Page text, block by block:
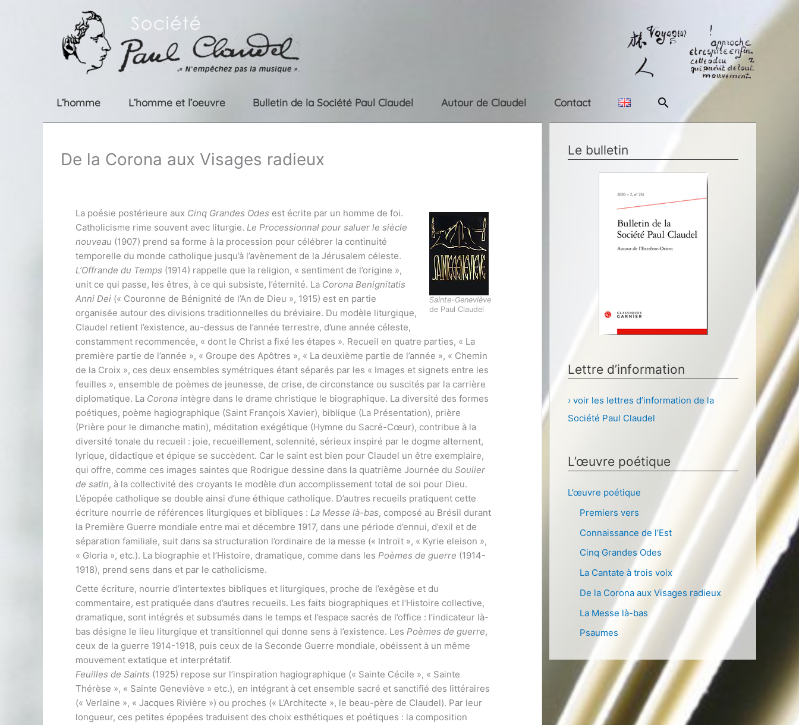
L’homme L’homme et l’oeuvre Bulletin de la Société Paul Claudel Autour de Claudel Contact Rechercher
De la Corona aux Visages radieux
Sainte-Geneviève
de Paul Claudel
La poésie postérieure aux Cinq Grandes Odes est écrite par un homme de foi.
Catholicisme rime souvent avec liturgie. Le Processionnal pour saluer le siècle
nouveau (1907) prend sa forme à la procession pour célébrer la continuité
temporelle du monde catholique jusqu’à l’avènement de la Jérusalem céleste.
L’Offrande du Temps (1914) rappelle que la religion, « sentiment de l’origine »,
unit ce qui passe, les êtres, à ce qui subsiste, l’éternité. La Corona Benignitatis
Anni Dei (« Couronne de Bénignité de l’An de Dieu », 1915) est en partie
organisée autour des divisions traditionnelles du bréviaire. Du modèle liturgique,
Claudel retient l’existence, au-dessus de l’année terrestre, d’une année céleste,
constamment recommencée, « dont le Christ a fixé les étapes ». Recueil en quatre parties, « La
première partie de l’année », « Groupe des Apôtres », « La deuxième partie de l’année », « Chemin
de la Croix », ces deux ensembles symétriques étant séparés par les « Images et signets entre les
feuilles », ensemble de poèmes de jeunesse, de crise, de circonstance ou suscités par la carrière
diplomatique. La Corona intègre dans le drame christique le biographique. La diversité des formes
poétiques, poème hagiographique (Saint François Xavier), biblique (La Présentation), prière
(Prière pour le dimanche matin), méditation exégétique (Hymne du Sacré-Cœur), contribue à la
diversité tonale du recueil : joie, recueillement, solennité, sérieux inspiré par le dogme alternent,
lyrique, didactique et épique se succèdent. Car le saint est bien pour Claudel un être exemplaire,
qui offre, comme ces images saintes que Rodrigue dessine dans la quatrième Journée du Soulier
de satin, à la collectivité des croyants le modèle d’un accomplissement total de soi pour Dieu.
L’épopée catholique se double ainsi d’une éthique catholique. D’autres recueils pratiquent cette
écriture nourrie de références liturgiques et bibliques : La Messe là-bas, composé au Brésil durant
la Première Guerre mondiale entre mai et décembre 1917, dans une période d’ennui, d’exil et de
séparation familiale, suit dans sa structuration l’ordinaire de la messe (« Introït », « Kyrie eleison »,
« Gloria », etc.). La biographie et l’Histoire, dramatique, comme dans les Poèmes de guerre (1914-
1918), prend sens dans et par le catholicisme.
Cette écriture, nourrie d’intertextes bibliques et liturgiques, proche de l’exégèse et du
commentaire, est pratiquée dans d’autres recueils. Les faits biographiques et l’Histoire collective,
dramatique, sont intégrés et subsumés dans le temps et l’espace sacrés de l’office : l’indicateur là-
bas désigne le lieu liturgique et transitionnel qui donne sens à l’existence. Les Poèmes de guerre,
ceux de la guerre 1914-1918, puis ceux de la Seconde Guerre mondiale, obéissent à un même
mouvement extatique et interprétatif.
Feuilles de Saints (1925) repose sur l’inspiration hagiographique (« Sainte Cécile », « Sainte
Thérèse », « Sainte Geneviève » etc.), en intégrant à cet ensemble sacré et sanctifié des littéraires
(« Verlaine », « Jacques Rivière ») ou proches (« L’Architecte », le beau-père de Claudel). Par leur
longueur, ces petites épopées traduisent des choix esthétiques et poétiques : la composition
Le bulletin
Lettre d’information
› voir les lettres d’information de la
Société Paul Claudel
L’œuvre poétique
L’œuvre poétique
Premiers vers
Connaissance de l’Est
Cinq Grandes Odes
La Cantate à trois voix
De la Corona aux Visages radieux
La Messe là-bas
Psaumes